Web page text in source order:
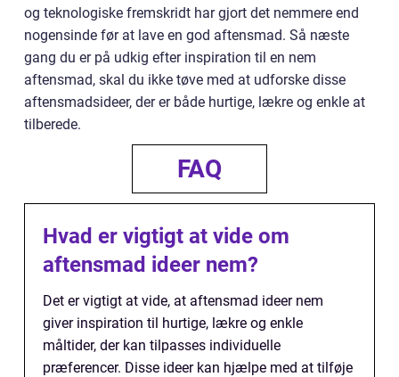
og teknologiske fremskridt har gjort det nemmere end
nogensinde før at lave en god aftensmad. Så næste
gang du er på udkig efter inspiration til en nem
aftensmad, skal du ikke tøve med at udforske disse
aftensmadsideer, der er både hurtige, lækre og enkle at
tilberede.
FAQ
Hvad er vigtigt at vide om
aftensmad ideer nem?
Det er vigtigt at vide, at aftensmad ideer nem
giver inspiration til hurtige, lækre og enkle
måltider, der kan tilpasses individuelle
præferencer. Disse ideer kan hjælpe med at tilføje